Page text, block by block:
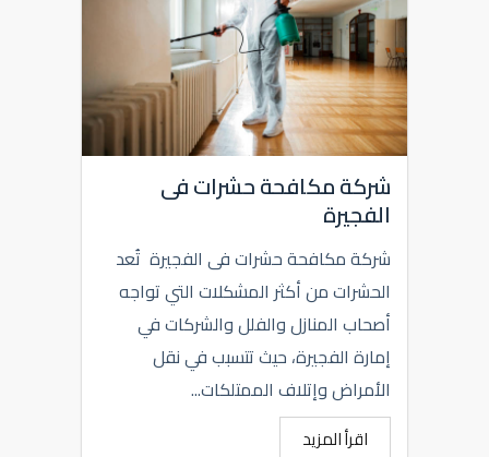
شركة مكافحة حشرات فى
الفجيرة
شركة مكافحة حشرات فى الفجيرة تُعد
الحشرات من أكثر المشكلات التي تواجه
أصحاب المنازل والفلل والشركات في
إمارة الفجيرة، حيث تتسبب في نقل
الأمراض وإتلاف الممتلكات...
اقرأ المزيد